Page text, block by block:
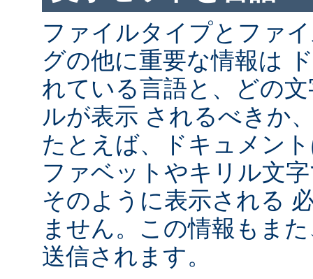
ファイルタイプとファ
グの他に重要な情報は
れている言語と、どの
ルが表示 されるべきか
たとえば、ドキュメン
ファベットやキリル文
そのように表示される
ません。この情報もま
送信されます。